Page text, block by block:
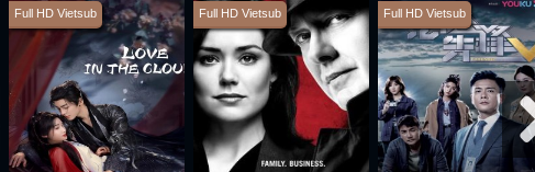
Full HD Vietsub Full HD Vietsub Full HD Vietsub